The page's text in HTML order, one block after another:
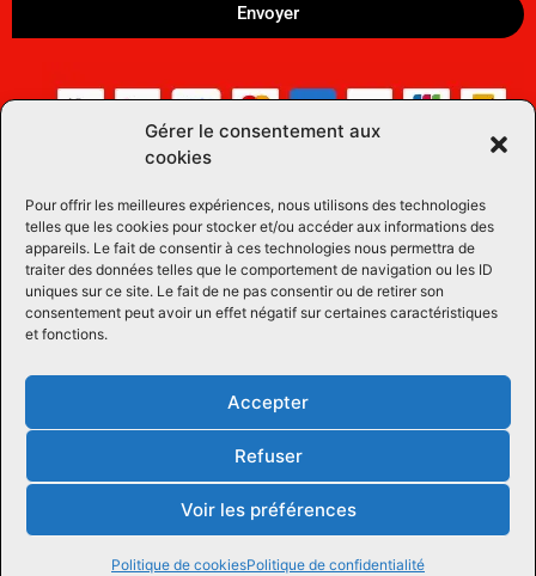
Gérer le consentement aux
cookies
Pour offrir les meilleures expériences, nous utilisons des technologies
telles que les cookies pour stocker et/ou accéder aux informations des
appareils. Le fait de consentir à ces technologies nous permettra de
traiter des données telles que le comportement de navigation ou les ID
uniques sur ce site. Le fait de ne pas consentir ou de retirer son
consentement peut avoir un effet négatif sur certaines caractéristiques
et fonctions.
Accepter
Refuser
Voir les préférences
Politique de cookiesPolitique de confidentialité
Envoyer
| Propulsé parConcept Signature Les Pros du Web